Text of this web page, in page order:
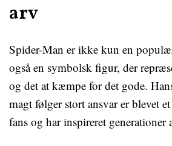
arv
Spider-Man er ikke kun en
også en symbolsk figur, der
og det at kæmpe for det gode.
magt følger stort ansvar er blevet
fans og har inspireret generationer